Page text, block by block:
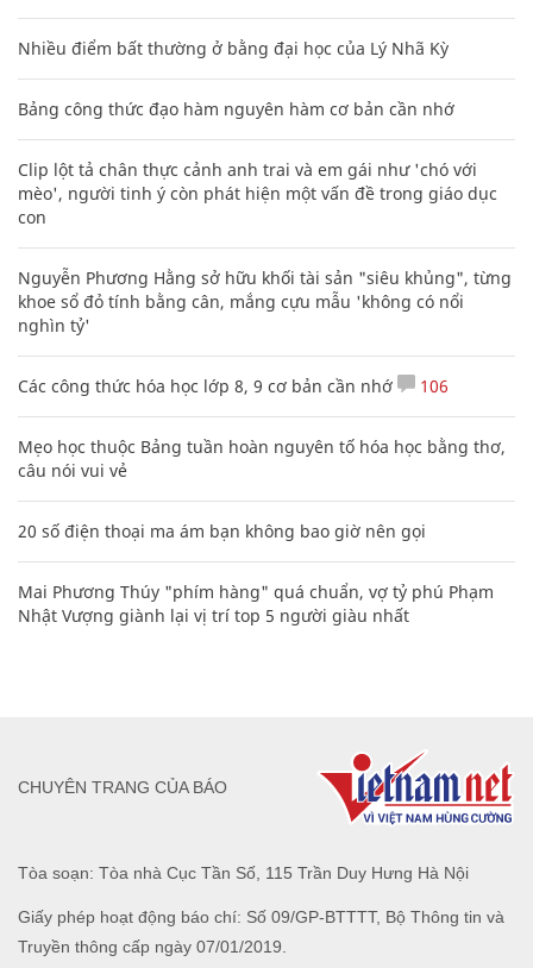
Nhiều điểm bất thường ở bằng đại học của Lý Nhã Kỳ
Bảng công thức đạo hàm nguyên hàm cơ bản cần nhớ
Clip lột tả chân thực cảnh anh trai và em gái như 'chó với
mèo', người tinh ý còn phát hiện một vấn đề trong giáo dục
con
Nguyễn Phương Hằng sở hữu khối tài sản "siêu khủng", từng
khoe sổ đỏ tính bằng cân, mắng cựu mẫu 'không có nổi
nghìn tỷ'
Các công thức hóa học lớp 8, 9 cơ bản cần nhớ 106
Mẹo học thuộc Bảng tuần hoàn nguyên tố hóa học bằng thơ,
câu nói vui vẻ
20 số điện thoại ma ám bạn không bao giờ nên gọi
Mai Phương Thúy "phím hàng" quá chuẩn, vợ tỷ phú Phạm
Nhật Vượng giành lại vị trí top 5 người giàu nhất
Tòa soạn: Tòa nhà Cục Tần Số, 115 Trần Duy Hưng Hà Nội
Giấy phép hoạt động báo chí: Số 09/GP-BTTTT, Bộ Thông tin và
Truyền thông cấp ngày 07/01/2019.
CHUYÊN TRANG CỦA BÁO